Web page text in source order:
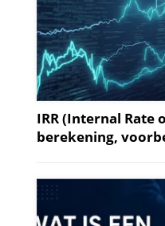
IRR (Internal Rate
berekening,